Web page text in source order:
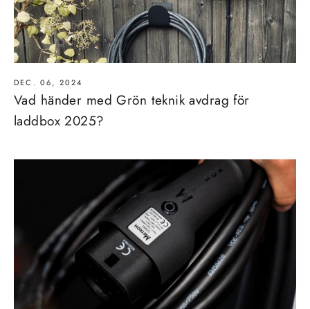
DEC. 06, 2024
Vad händer med Grön teknik avdrag för
laddbox 2025?